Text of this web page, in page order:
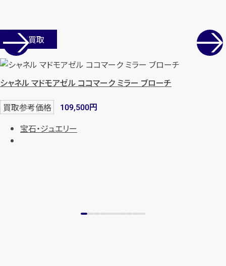
店舗買取
シャネル マドモアゼル ココマーク ミラー ブローチ
買取参考価格 109,500円
宝石・ジュエリー